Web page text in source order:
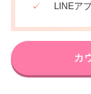
✓ LINEア
カ